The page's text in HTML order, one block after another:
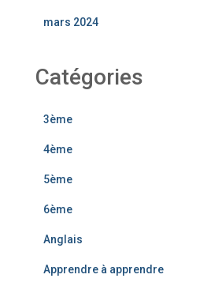
mars 2024
Catégories
3ème
4ème
5ème
6ème
Anglais
Apprendre à apprendre